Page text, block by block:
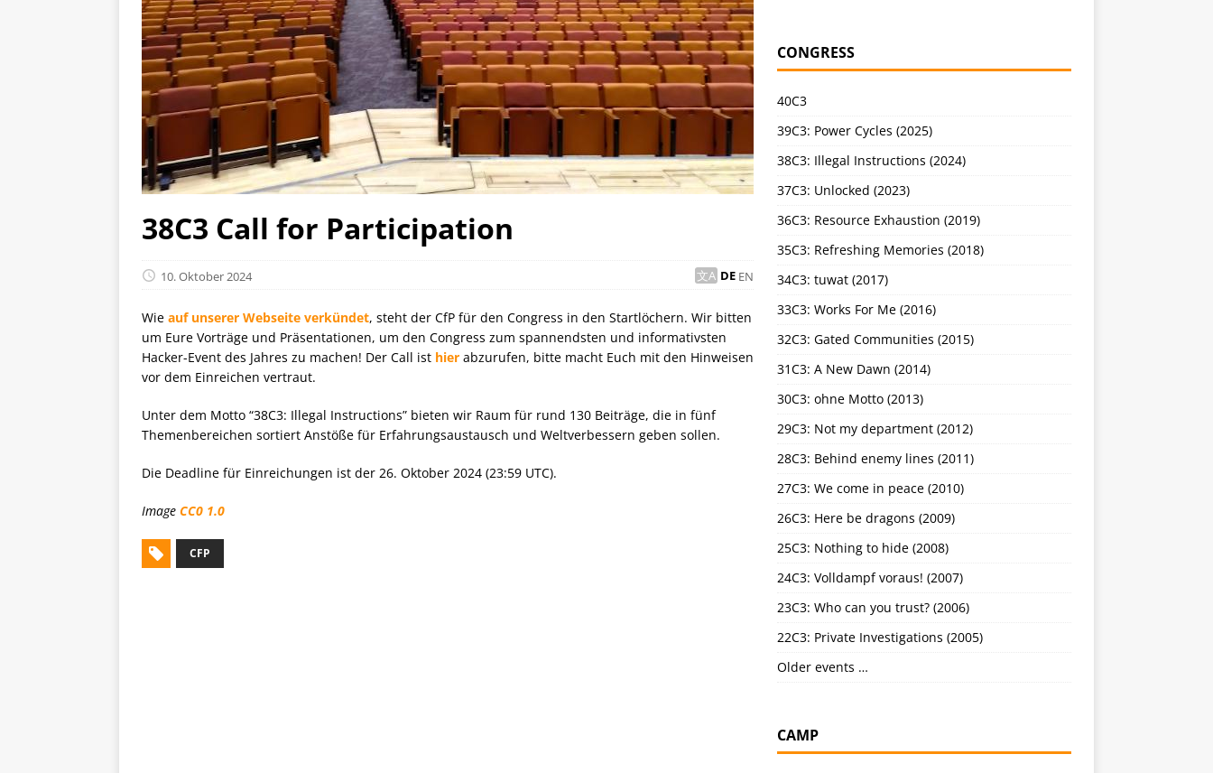
38C3 Call for Participation
10. Oktober 2024 DE EN
Wie auf unserer Webseite verkündet, steht der CfP für den Congress in den Startlöchern. Wir bitten
um Eure Vorträge und Präsentationen, um den Congress zum spannendsten und informativsten
Hacker-Event des Jahres zu machen! Der Call ist hier abzurufen, bitte macht Euch mit den Hinweisen
vor dem Einreichen vertraut.
Unter dem Motto “38C3: Illegal Instructions” bieten wir Raum für rund 130 Beiträge, die in fünf
Themenbereichen sortiert Anstöße für Erfahrungsaustausch und Weltverbessern geben sollen.
Die Deadline für Einreichungen ist der 26. Oktober 2024 (23:59 UTC).
Image CC0 1.0
CFP
CONGRESS
40C3
39C3: Power Cycles (2025)
38C3: Illegal Instructions (2024)
37C3: Unlocked (2023)
36C3: Resource Exhaustion (2019)
35C3: Refreshing Memories (2018)
34C3: tuwat (2017)
33C3: Works For Me (2016)
32C3: Gated Communities (2015)
31C3: A New Dawn (2014)
30C3: ohne Motto (2013)
29C3: Not my department (2012)
28C3: Behind enemy lines (2011)
27C3: We come in peace (2010)
26C3: Here be dragons (2009)
25C3: Nothing to hide (2008)
24C3: Volldampf voraus! (2007)
23C3: Who can you trust? (2006)
22C3: Private Investigations (2005)
Older events …
CAMP